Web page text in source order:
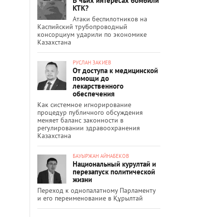
КТК?
Атаки беспилотников на
Каспийский трубопроводный
консорциум ударили по экономике
Казахстана
РУСЛАН ЗАКИЕВ
От доступа к медицинской
помощи до
лекарственного
обеспечения
Как системное игнорирование
процедур публичного обсуждения
меняет баланс законности в
регулировании здравоохранения
Казахстана
БАУЫРЖАН АЙНАБЕКОВ
Национальный курултай и
перезапуск политической
жизни
Переход к однопалатному Парламенту
и его переименование в Құрылтай